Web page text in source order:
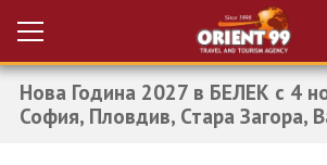
Вход за агенти
Нова Година 2027 в БЕЛЕК с 4
София, Пловдив, Стара Загора,